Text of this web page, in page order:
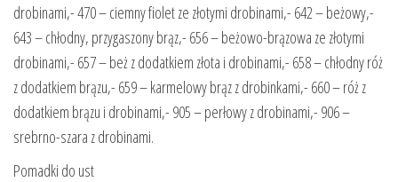
drobinami,- 470 – ciemny fiolet ze złotymi drobinami,- 642 – beżowy,-
643 – chłodny, przygaszony brąz,- 656 – beżowo-brązowa ze złotymi
drobinami,- 657 – beż z dodatkiem złota i drobinami,- 658 – chłodny róż
z dodatkiem brązu,- 659 – karmelowy brąz z drobinkami,- 660 – róż z
dodatkiem brązu i drobinami,- 905 – perłowy z drobinami,- 906 –
srebrno-szara z drobinami.
Pomadki do ust